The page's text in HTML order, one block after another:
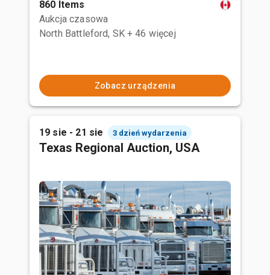
860 Items
Aukcja czasowa
North Battleford, SK + 46 więcej
Zobacz urządzenia
19 sie - 21 sie 3 dzień wydarzenia
Texas Regional Auction, USA